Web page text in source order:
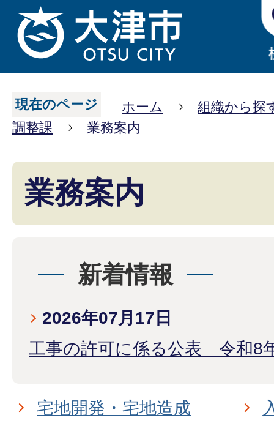
現在のページ ホーム
組織から探
調整課
業務案内
業務案内
新着情報
2026年07月17日
工事の許可に係る公表 令和8
宅地開発・宅地造成